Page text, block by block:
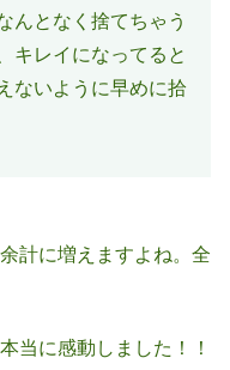
んとなく捨てちゃう
キレイになってると
ないように早めに拾
計に増えますよね。全
当に感動しました！！